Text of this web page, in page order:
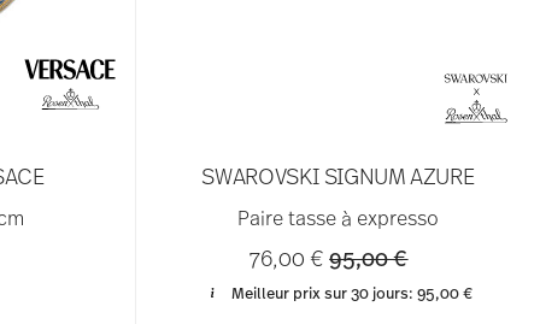
SWAROVSKI SIGNUM AZURE
Paire tasse à expresso
76,00 €Price reduced from
95,00 €to
Meilleur prix sur 30 jours: 95,00 €